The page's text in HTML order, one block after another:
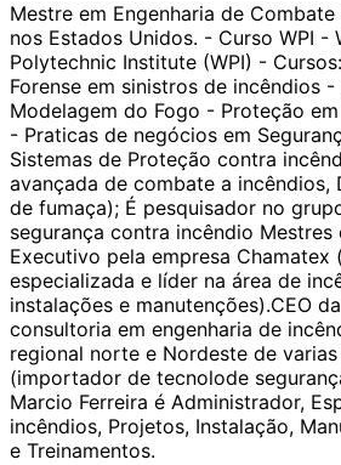
Mestre em Engenharia de
nos Estados Unidos. - Curso WPI -
Polytechnic Institute (WPI) -
Forense em sinistros de incêndios
Modelagem do Fogo - Proteção
- Praticas de negócios em
Sistemas de Proteção contra
avançada de combate a
de fumaça); É pesquisador no
segurança contra incêndio Mestres
Executivo pela empresa Chamatex
especializada e líder na área de
instalações e manutenções). ​ CEO
consultoria em engenharia de
regional norte e Nordeste de
(importador de tecnolode
Marcio Ferreira é Administrador,
incêndios, Projetos, Instalação,
e Treinamentos.